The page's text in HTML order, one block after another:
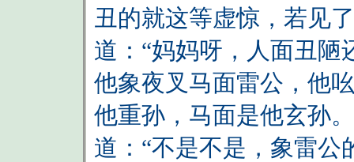
丑的就这等虚惊，若见
道：“妈妈呀，人面丑
他象夜叉马面雷公，他
他重孙，马面是他玄孙
道：“不是不是，象雷